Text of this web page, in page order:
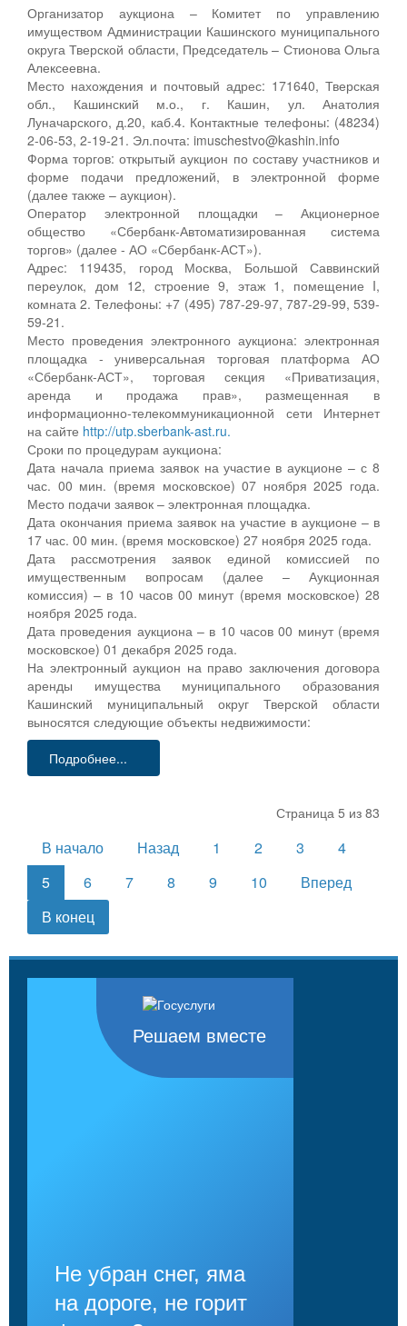
Организатор аукциона – Комитет по управлению
имуществом Администрации Кашинского муниципального
округа Тверской области, Председатель – Стионова Ольга
Алексеевна.
Место нахождения и почтовый адрес: 171640, Тверская
обл., Кашинский м.о., г. Кашин, ул. Анатолия
Луначарского, д.20, каб.4. Контактные телефоны: (48234)
2-06-53, 2-19-21. Эл.почта: imuschestvo@kashin.info
Форма торгов: открытый аукцион по составу участников и
форме подачи предложений, в электронной форме
(далее также – аукцион).
Оператор электронной площадки – Акционерное
общество «Сбербанк-Автоматизированная система
торгов» (далее - АО «Сбербанк-АСТ»).
Адрес: 119435, город Москва, Большой Саввинский
переулок, дом 12, строение 9, этаж 1, помещение I,
комната 2. Телефоны: +7 (495) 787-29-97, 787-29-99, 539-
59-21.
Место проведения электронного аукциона: электронная
площадка - универсальная торговая платформа АО
«Сбербанк-АСТ», торговая секция «Приватизация,
аренда и продажа прав», размещенная в
информационно-телекоммуникационной сети Интернет
на сайте http://utp.sberbank-ast.ru.
Сроки по процедурам аукциона:
Дата начала приема заявок на участие в аукционе – с 8
час. 00 мин. (время московское) 07 ноября 2025 года.
Место подачи заявок – электронная площадка.
Дата окончания приема заявок на участие в аукционе – в
17 час. 00 мин. (время московское) 27 ноября 2025 года.
Дата рассмотрения заявок единой комиссией по
имущественным вопросам (далее – Аукционная
комиссия) – в 10 часов 00 минут (время московское) 28
ноября 2025 года.
Дата проведения аукциона – в 10 часов 00 минут (время
московское) 01 декабря 2025 года.
На электронный аукцион на право заключения договора
аренды имущества муниципального образования
Кашинский муниципальный округ Тверской области
выносятся следующие объекты недвижимости:
Подробнее...
Страница 5 из 83
В начало Назад 1 2 3
4
5
6 7 8 9 10
Вперед
В конец
Решаем вместе
Не убран снег, яма
на дороге, не горит